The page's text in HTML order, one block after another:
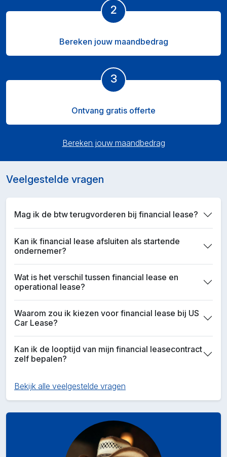
2
Bereken jouw maandbedrag
3
Ontvang gratis offerte
Bereken jouw maandbedrag
Veelgestelde vragen
Mag ik de btw terugvorderen bij financial lease?
Kan ik financial lease afsluiten als startende
ondernemer?
Wat is het verschil tussen financial lease en
operational lease?
Waarom zou ik kiezen voor financial lease bij US
Car Lease?
Kan ik de looptijd van mijn financial leasecontract
zelf bepalen?
Bekijk alle veelgestelde vragen